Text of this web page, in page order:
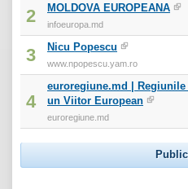
2 MOLDOVA EUROPEANA
infoeuropa.md
3 Nicu Popescu
www.npopescu.yam.ro
4
euroregiune.md |
un Viitor European
euroregiune.md